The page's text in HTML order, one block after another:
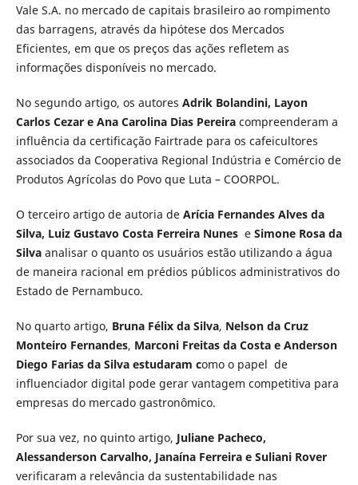
Vale S.A. no mercado de capitais brasileiro ao rompimento
das barragens, através da hipótese dos Mercados
Eficientes, em que os preços das ações refletem as
informações disponíveis no mercado.
No segundo artigo, os autores Adrik Bolandini, Layon
Carlos Cezar e Ana Carolina Dias Pereiracompreenderam a
influência da certificação Fairtrade para os cafeicultores
associados da Cooperativa Regional Indústria e Comércio de
Produtos Agrícolas do Povo que Luta – COORPOL.
O terceiro artigo de autoria de Arícia Fernandes Alves da
Silva, Luiz Gustavo Costa Ferreira Nunese Simone Rosa da
Silvaanalisar o quanto os usuários estão utilizando a água
de maneira racional em prédios públicos administrativos do
Estado de Pernambuco.
No quarto artigo, Bruna Félix da Silva, Nelson da Cruz
Monteiro Fernandes, Marconi Freitas da Costa e Anderson
Diego Farias da Silva estudaram como o papel de
influenciador digital pode gerar vantagem competitiva para
empresas do mercado gastronômico.
Por sua vez, no quinto artigo, Juliane Pacheco,
Alessanderson Carvalho, Janaína Ferreira e Suliani Rover
verificaram a relevância da sustentabilidade nas